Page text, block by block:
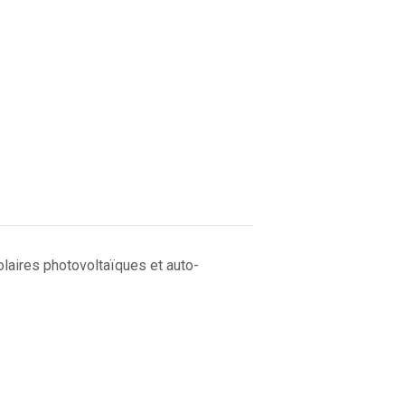
photovoltaïques et auto-